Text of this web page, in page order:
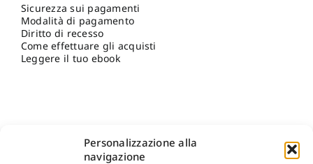
Personalizzazione alla
navigazione
Sicurezza sui pagamenti
Modalità di pagamento
Diritto di recesso
Come effettuare gli acquisti
Leggere il tuo ebook